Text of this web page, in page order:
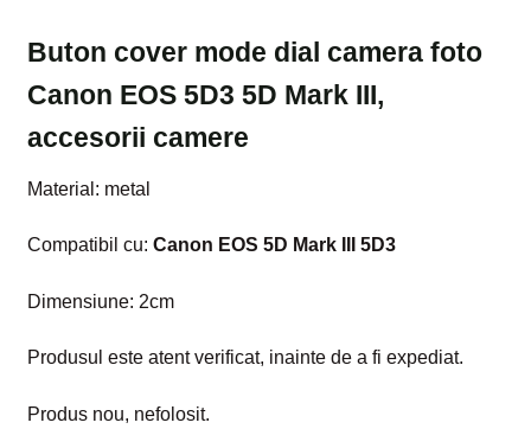
Buton cover mode dial camera foto
Canon EOS 5D3 5D Mark III,
accesorii camere
Material: metal
Compatibil cu: Canon EOS 5D Mark III 5D3
Dimensiune: 2cm
Produsul este atent verificat, inainte de a fi expediat.
Produs nou, nefolosit.